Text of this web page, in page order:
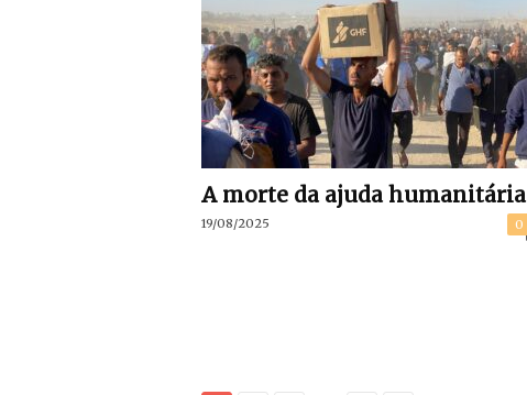
A morte da ajuda humanitária
19/08/2025 0